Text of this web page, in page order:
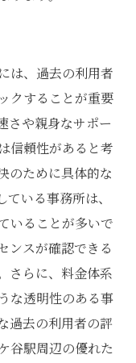
は、過去の利用者
クすることが重要
さや親身なサポー
信頼性があると考
のために具体的な
いる事務所は、
いることが多いで
ンスが確認できる
さらに、料金体系
な透明性のある事
過去の利用者の評
谷駅周辺の優れた